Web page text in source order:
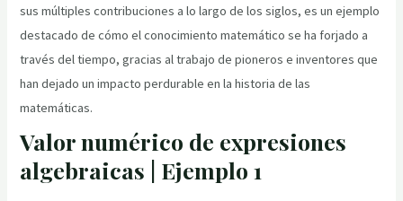
sus múltiples contribuciones a lo largo de los siglos, es un ejemplo
destacado de cómo el conocimiento matemático se ha forjado a
través del tiempo, gracias al trabajo de pioneros e inventores que
han dejado un impacto perdurable en la historia de las
matemáticas.
Valor numérico de expresiones
algebraicas | Ejemplo 1